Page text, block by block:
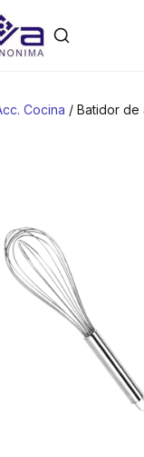
Cocina / Batidor de